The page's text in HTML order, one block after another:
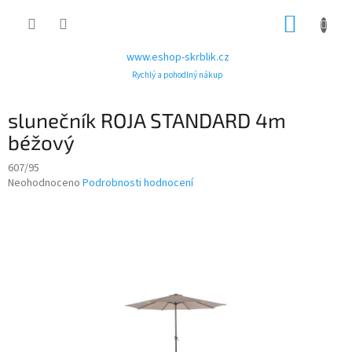
www.eshop-skrblik.cz
Rychlý a pohodlný nákup
slunečník ROJA STANDARD 4m
béžový
607/95
Průměrné
Neohodnoceno Podrobnosti hodnocení